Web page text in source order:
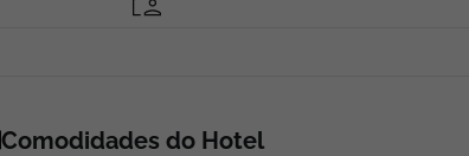
Comodidades do Hotel